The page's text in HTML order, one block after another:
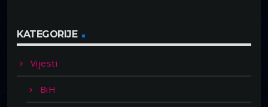
KATEGORIJE
Vijesti
BiH